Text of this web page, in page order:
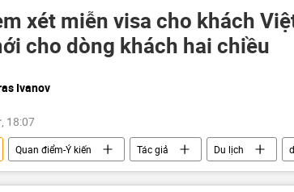
xét miễn visa cho khách
cho dòng khách hai chiều
Ivanov
18:07
Quan điểm-Ý kiến Tác giả Du lịch
thị thực